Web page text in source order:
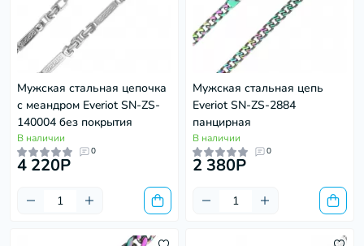
Мужская стальная цепочка
с меандром Everiot SN-ZS-
140004 без покрытия
В наличии
0
4 220P
Мужская стальная цепь
Everiot SN-ZS-2884
панцирная
В наличии
0
2 380P